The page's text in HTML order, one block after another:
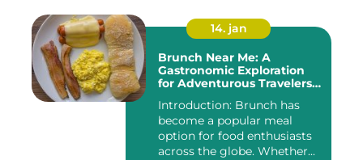
14. jan
Brunch Near Me: A
Gastronomic Exploration
for Adventurous Travelers
Introduction: Brunch has
become a popular meal
option for food enthusiasts
across the globe. Whether...